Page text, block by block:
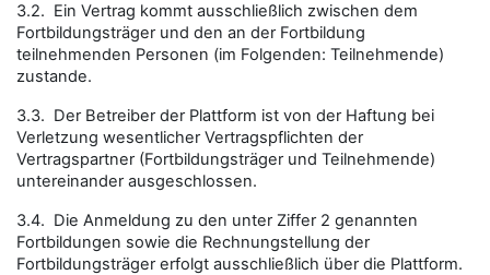
3.2. Ein Vertrag kommt ausschließlich zwischen dem
Fortbildungsträger und den an der Fortbildung
teilnehmenden Personen (im Folgenden: Teilnehmende)
zustande.
3.3. Der Betreiber der Plattform ist von der Haftung bei
Verletzung wesentlicher Vertragspflichten der
Vertragspartner (Fortbildungsträger und Teilnehmende)
untereinander ausgeschlossen.
3.4. Die Anmeldung zu den unter Ziffer 2 genannten
Fortbildungen sowie die Rechnungstellung der
Fortbildungsträger erfolgt ausschließlich über die Plattform.